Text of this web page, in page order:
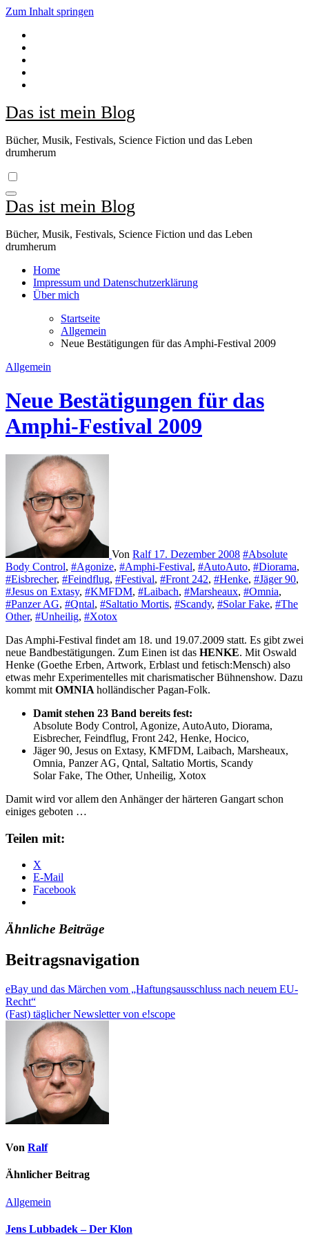
Zum Inhalt springen
Das ist mein Blog
Bücher, Musik, Festivals, Science Fiction und das Leben
drumherum
Das ist mein Blog
Bücher, Musik, Festivals, Science Fiction und das Leben
drumherum
Home
Impressum und Datenschutzerklärung
Über mich
Startseite
Allgemein
Neue Bestätigungen für das Amphi-Festival 2009
Allgemein
Neue Bestätigungen für das
Amphi-Festival 2009
Von Ralf 17. Dezember 2008 #Absolute
Body Control, #Agonize, #Amphi-Festival, #AutoAuto, #Diorama,
#Eisbrecher, #Feindflug, #Festival, #Front 242, #Henke, #Jäger 90,
#Jesus on Extasy, #KMFDM, #Laibach, #Marsheaux, #Omnia,
#Panzer AG, #Qntal, #Saltatio Mortis, #Scandy, #Solar Fake, #The
Other, #Unheilig, #Xotox
Das Amphi-Festival findet am 18. und 19.07.2009 statt. Es gibt zwei
neue Bandbestätigungen. Zum Einen ist das HENKE. Mit Oswald
Henke (Goethe Erben, Artwork, Erblast und fetisch:Mensch) also
etwas mehr Experimentelles mit charismatischer Bühnenshow. Dazu
kommt mit OMNIA holländischer Pagan-Folk.
Damit stehen 23 Band bereits fest:
Absolute Body Control, Agonize, AutoAuto, Diorama,
Eisbrecher, Feindflug, Front 242, Henke, Hocico,
Jäger 90, Jesus on Extasy, KMFDM, Laibach, Marsheaux,
Omnia, Panzer AG, Qntal, Saltatio Mortis, Scandy
Solar Fake, The Other, Unheilig, Xotox
Damit wird vor allem den Anhänger der härteren Gangart schon
einiges geboten …
Teilen mit:
X
E-Mail
Facebook
Ähnliche Beiträge
Beitragsnavigation
eBay und das Märchen vom „Haftungsausschluss nach neuem EU-
Recht“
(Fast) täglicher Newsletter von e!scope
Von Ralf
Ähnlicher Beitrag
Allgemein
Jens Lubbadek – Der Klon